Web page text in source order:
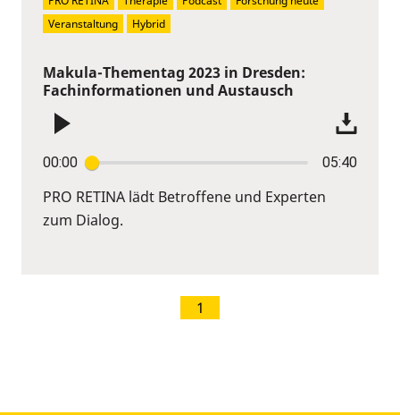
Makula-Thementag 2023 in Dresden:
Fachinformationen und Austausch
00:00 05:40
PRO RETINA lädt Betroffene und Experten
zum Dialog.
Veranstaltung
Hybrid
1